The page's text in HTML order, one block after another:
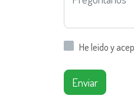
He leído y
Enviar